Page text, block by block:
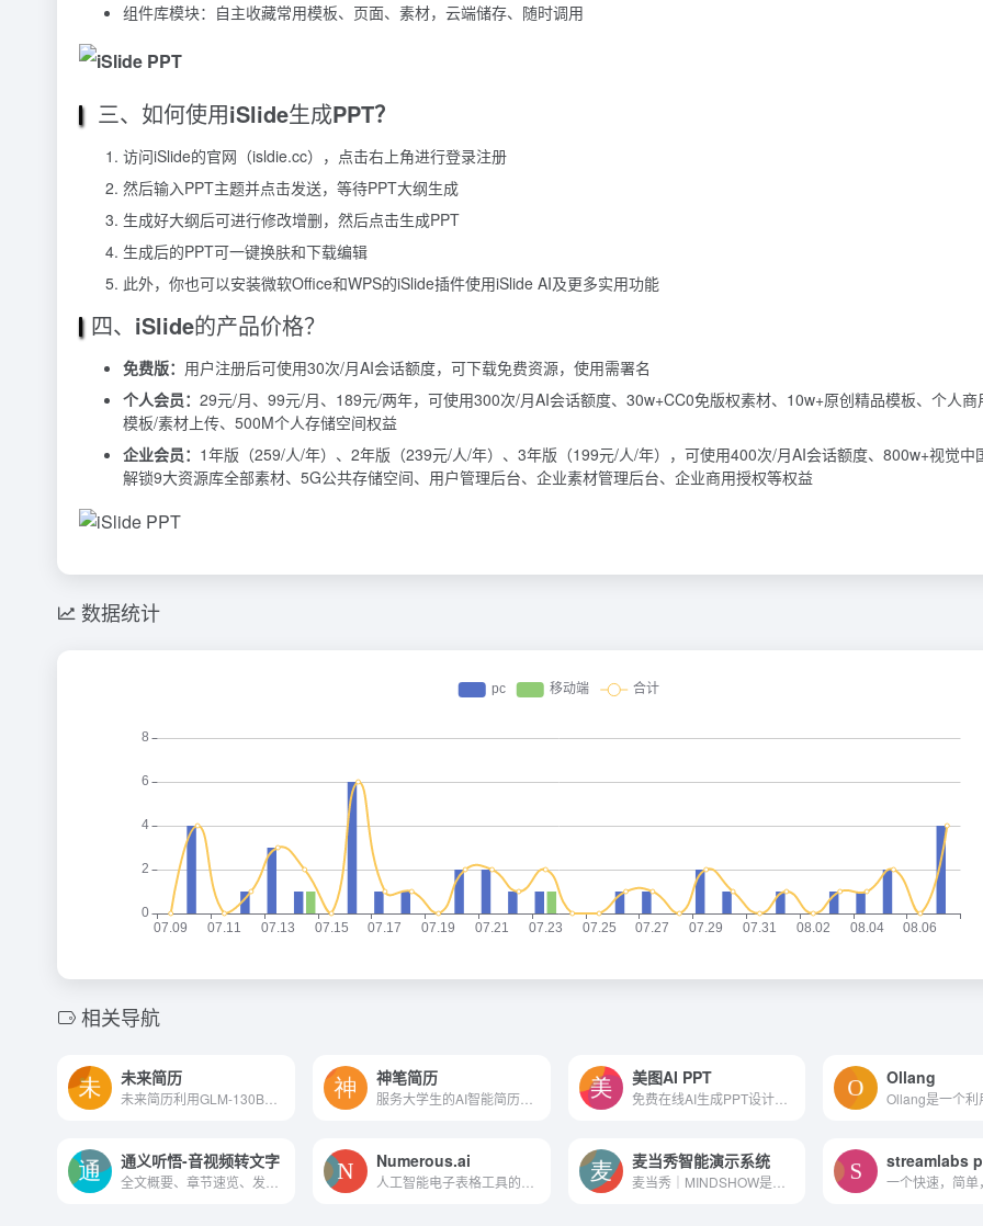
组件库模块：自主收藏常用模板、页面、素材，云端储存、随时调用
三、如何使用iSlide生成PPT？
访问iSlide的官网（isldie.cc），点击右上角进行登录注册
然后输入PPT主题并点击发送，等待PPT大纲生成
生成好大纲后可进行修改增删，然后点击生成PPT
生成后的PPT可一键换肤和下载编辑
此外，你也可以安装微软Office和WPS的iSlide插件使用iSlide AI及更多实用功能
四、 iSlide的产品价格？
免费版： 用户注册后可使用30次/月AI会话额度，可下载免费资源，使用需署名
个人会员： 29元/月、99元/月、189元/两年，可使用300次/月AI会话额度、30w+CC0免版权素材、10w+原创精品模板、个人商
模板/素材上传、500M个人存储空间权益
企业会员： 1年版（259/人/年）、2年版（239元/人/年）、3年版（199元/人/年），可使用400次/月AI会话额度、800w+视觉中
解锁9大资源库全部素材、5G公共存储空间、用户管理后台、企业素材管理后台、企业商用授权等权益
数据统计
相关导航
未来简历 神笔简历
服务大学生的AI智能简历平台
美图AI PPT
免费在线AI生成PPT设计工具
Ollang
通义听悟-音视频转文字 Numerous.ai 麦当秀智能演示系统
麦当秀｜MINDSHOW是一款百万用户正在使用的三分钟生成一份PPT的AI应用系统